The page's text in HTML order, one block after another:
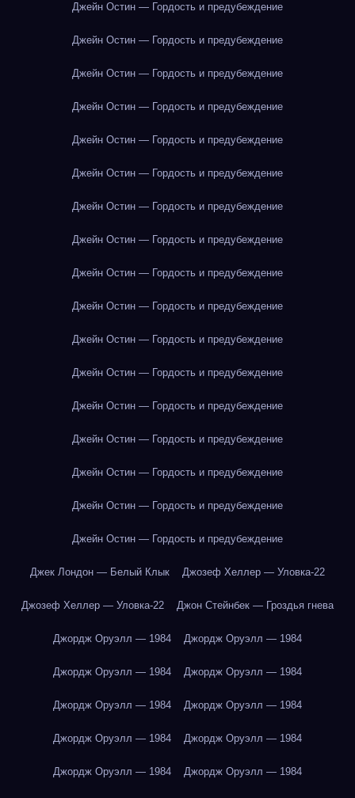
Джейн Остин — Гордость и предубеждение
Джейн Остин — Гордость и предубеждение
Джейн Остин — Гордость и предубеждение
Джейн Остин — Гордость и предубеждение
Джейн Остин — Гордость и предубеждение
Джейн Остин — Гордость и предубеждение
Джейн Остин — Гордость и предубеждение
Джейн Остин — Гордость и предубеждение
Джейн Остин — Гордость и предубеждение
Джейн Остин — Гордость и предубеждение
Джейн Остин — Гордость и предубеждение
Джейн Остин — Гордость и предубеждение
Джейн Остин — Гордость и предубеждение
Джейн Остин — Гордость и предубеждение
Джейн Остин — Гордость и предубеждение
Джейн Остин — Гордость и предубеждение
Джейн Остин — Гордость и предубеждение
Джек Лондон — Белый Клык Джозеф Хеллер — Уловка-22
Джозеф Хеллер — Уловка-22 Джон Стейнбек — Гроздья гнева
Джордж Оруэлл — 1984 Джордж Оруэлл — 1984
Джордж Оруэлл — 1984 Джордж Оруэлл — 1984
Джордж Оруэлл — 1984 Джордж Оруэлл — 1984
Джордж Оруэлл — 1984 Джордж Оруэлл — 1984
Джордж Оруэлл — 1984 Джордж Оруэлл — 1984